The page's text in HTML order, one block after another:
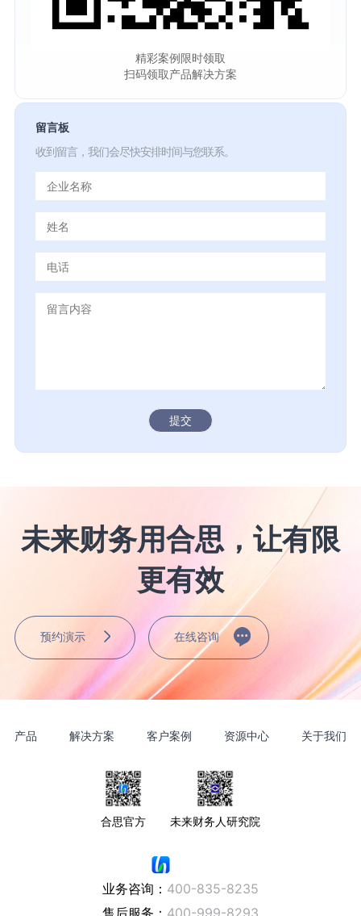
精彩案例限时领取
扫码领取产品解决方案
留言板
收到留言，我们会尽快安排时间与您联系。
提交
未来财务用合思，让有限
更有效
预约演示 在线咨询
产品 解决方案 客户案例 资源中心 关于我们
合思官方 未来财务人研究院
业务咨询： 400-835-8235
售后服务： 400-999-8293